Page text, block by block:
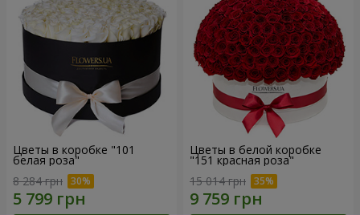
Цветы в коробке "101
белая роза"
8 284 грн
Цветы в белой коробке
"151 красная роза"
15 014 грн